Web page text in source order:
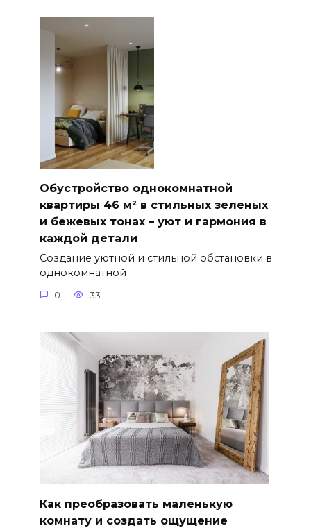
Обустройство однокомнатной
квартиры 46 м² в стильных зеленых
и бежевых тонах – уют и гармония в
каждой детали
Создание уютной и стильной обстановки в
однокомнатной
0 33
Как преобразовать маленькую
комнату и создать ощущение